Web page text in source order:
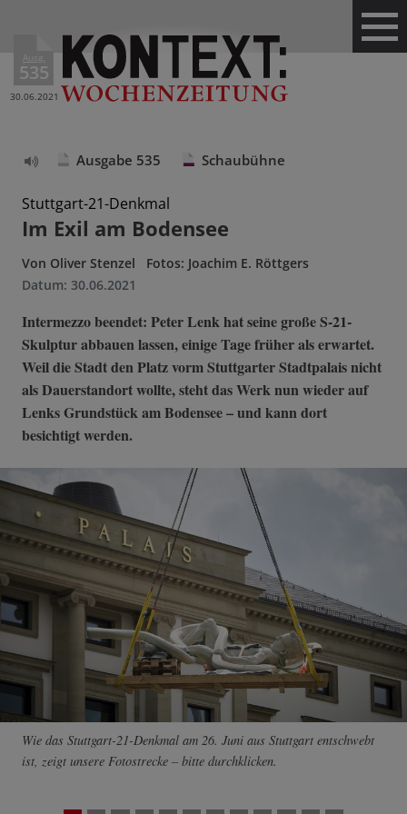
Ausg.
535
30.06.2021
vorlesen
Ausgabe 535 Schaubühne
Stuttgart-21-Denkmal
Im Exil am Bodensee
Von Oliver Stenzel
Fotos: Joachim E. Röttgers
Datum: 30.06.2021
Intermezzo beendet: Peter Lenk hat seine große S-21-
Skulptur abbauen lassen, einige Tage früher als erwartet.
Weil die Stadt den Platz vorm Stuttgarter Stadtpalais nicht
als Dauerstandort wollte, steht das Werk nun wieder auf
Lenks Grundstück am Bodensee – und kann dort
besichtigt werden.
Wie das Stuttgart-21-Denkmal am 26. Juni aus Stuttgart entschwebt
ist, zeigt unsere Fotostrecke – bitte durchklicken.